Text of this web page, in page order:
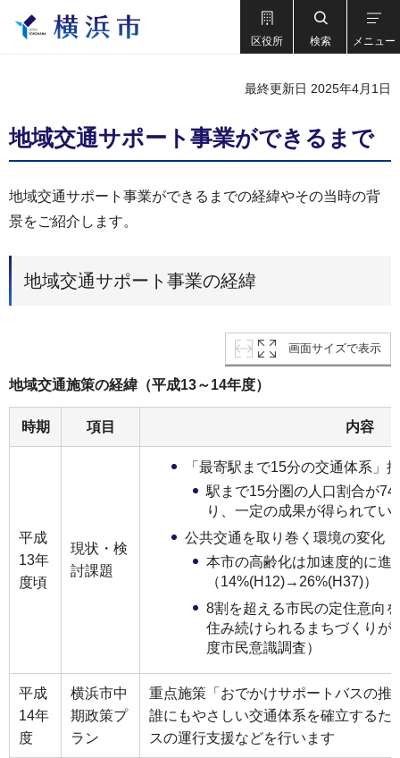
区役所 検索 メニュー
最終更新日 2025年4月1日
地域交通サポート事業ができるまで
地域交通サポート事業ができるまでの経緯やその当時の背
景をご紹介します。
地域交通サポート事業の経緯
画面サイズで表示
地域交通施策の経緯（平成13～14年度）
時期 項目 内容
平成
13年
度頃
現状・検
討課題
「最寄駅まで15分の交通体系」
駅まで15分圏の人口割合が
り、一定の成果が得られてい
公共交通を取り巻く環境の変化
本市の高齢化は加速度的に進
（14%(H12)→26%(H37)）
8割を超える市民の定住意向
住み続けられるまちづくりが
度市民意識調査）
平成
14年
度
横浜市中
期政策プ
ラン
重点施策「おでかけサポートバスの推
誰にもやさしい交通体系を確立するた
スの運行支援などを行います